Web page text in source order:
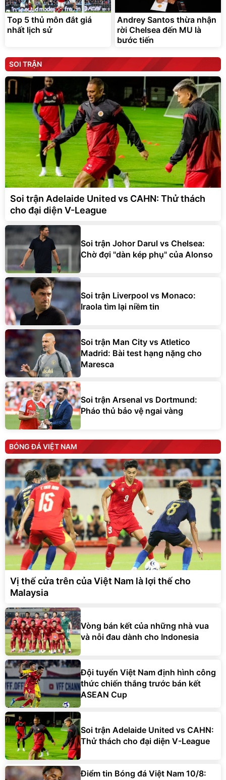
Top 5 thủ môn đắt giá
nhất lịch sử
Andrey Santos thừa nhận
rời Chelsea đến MU là
bước tiến
SOI TRẬN
Soi trận Adelaide United vs CAHN: Thử thách
cho đại diện V-League
Soi trận Johor Darul vs Chelsea:
Chờ đợi "dàn kép phụ" của Alonso
Soi trận Liverpool vs Monaco:
Iraola tìm lại niềm tin
Soi trận Man City vs Atletico
Madrid: Bài test hạng nặng cho
Maresca
Soi trận Arsenal vs Dortmund:
Pháo thủ bảo vệ ngai vàng
BÓNG ĐÁ VIỆT NAM
Vị thế cửa trên của Việt Nam là lợi thế cho
Malaysia
Vòng bán kết của những nhà vua
và nỗi đau dành cho Indonesia
Đội tuyển Việt Nam định hình công
thức chiến thắng trước bán kết
ASEAN Cup
Soi trận Adelaide United vs CAHN:
Thử thách cho đại diện V-League
Điểm tin Bóng đá Việt Nam 10/8: